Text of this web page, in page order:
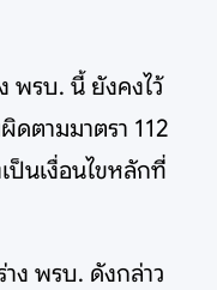
พรบ. นี้ ยังคงไว้
ดตามมาตรา 112
ป็นเงื่อนไขหลักที่
พรบ. ดังกล่าว